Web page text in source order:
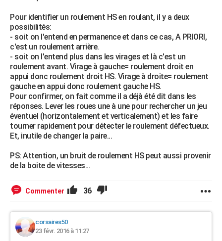
Pour identifier un roulement HS en roulant, il y a deux
possibilités:
- soit on l'entend en permanence et dans ce cas, A PRIORI,
c'est un roulement arrière.
- soit on l'entend plus dans les virages et là c'est un
roulement avant. Virage à gauche= roulement droit en
appui donc roulement droit HS. Virage à droite= roulement
gauche en appui donc roulement gauche HS.
Pour confirmer, on fait comme il a déjà été dit dans les
réponses. Lever les roues une à une pour rechercher un jeu
éventuel (horizontalement et verticalement) et les faire
tourner rapidement pour détecter le roulement défectueux.
Et, inutile de changer la paire...
PS: Attention, un bruit de roulement HS peut aussi provenir
de la boite de vitesses...
Commenter 36
corsaires50
23 févr. 2016 à 11:27